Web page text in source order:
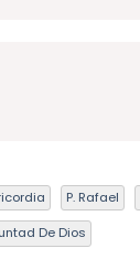
P. Rafael
De Dios